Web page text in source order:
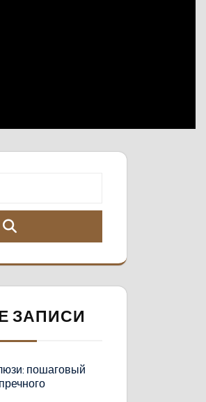
ЗАПИСИ
пошаговый